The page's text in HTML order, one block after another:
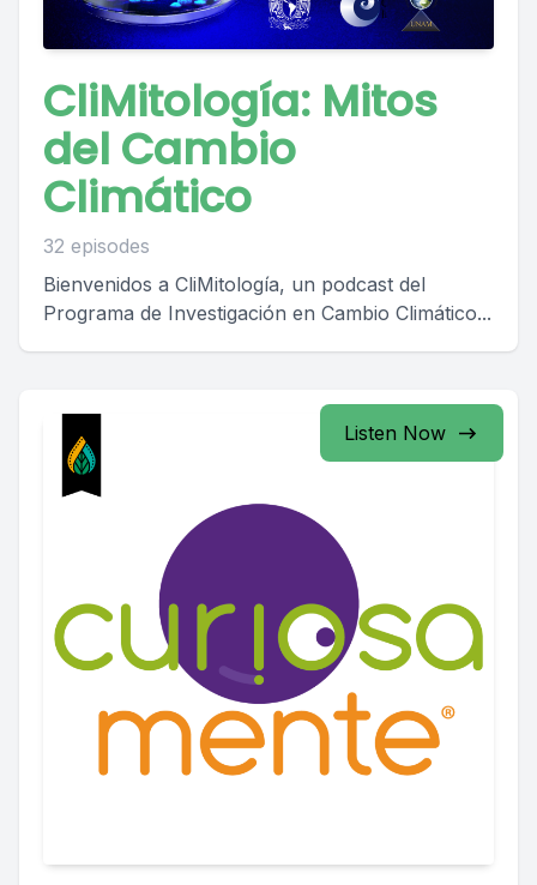
CliMitología: Mitos
del Cambio
Climático
32 episodes
Bienvenidos a CliMitología, un podcast del
Programa de Investigación en Cambio Climático...
Listen Now